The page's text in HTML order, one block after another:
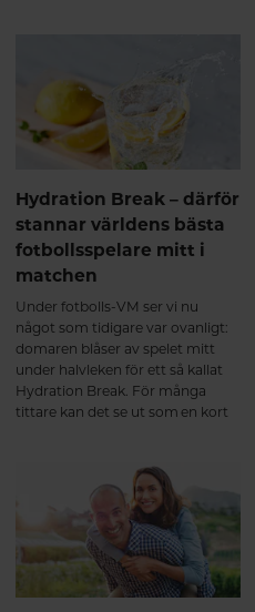
Hydration Break – därför
stannar världens bästa
fotbollsspelare mitt i
matchen
Under fotbolls-VM ser vi nu
något som tidigare var ovanligt:
domaren blåser av spelet mitt
under halvleken för ett så kallat
Hydration Break. För många
tittare kan det se ut som en kort
verkliga anledningen är betydligt